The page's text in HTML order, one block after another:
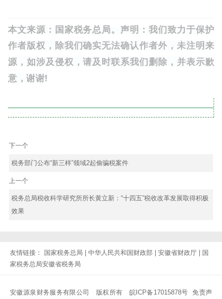
本文来源：国家税务总局。声明：我们致力于保护
作者版权， 除我们确实无法确认作者外，未注明来
源， 如涉及侵权 ，请及时联系我们删除，并表示歉
意，谢谢!
下一个
税务部门公布“新三样”领域2起偷骗税案件
上一个
税务总局税收科学研究所所长黄立新：“十四五”税收改革发展取得积极
效果
友情链接： 国家税务总局 中华人民共和国财政部 安徽省财政厅
国
家税务总局安徽省税务局
安徽源泉财务服务有限公司 版权所有 皖ICP备17015878号 免责声